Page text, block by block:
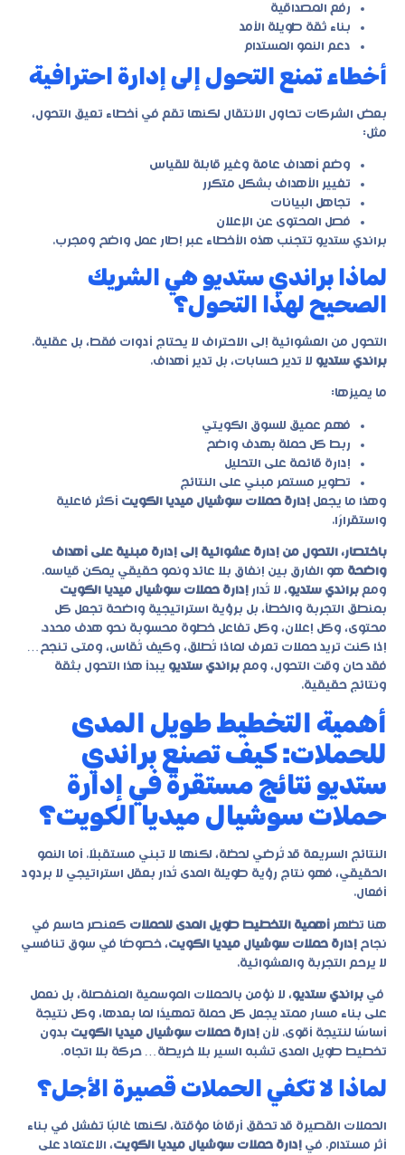
رفع المصداقية
بناء ثقة طويلة الأمد
دعم النمو المستدام
أخطاء تمنع التحول إلى إدارة احترافية
بعض الشركات تحاول الانتقال لكنها تقع في أخطاء تعيق التحول،
مثل:
وضع أهداف عامة وغير قابلة للقياس
تغيير الأهداف بشكل متكرر
تجاهل البيانات
فصل المحتوى عن الإعلان
براندي ستديو تتجنب هذه الأخطاء عبر إطار عمل واضح ومجرب.
لماذا براندي ستديو هي الشريك
الصحيح لهذا التحول؟
التحول من العشوائية إلى الاحتراف لا يحتاج أدوات فقط، بل عقلية.
براندي ستديو لا تدير حسابات، بل تدير أهداف.
ما يميزها:
فهم عميق للسوق الكويتي
ربط كل حملة بهدف واضح
إدارة قائمة على التحليل
تطوير مستمر مبني على النتائج
وهذا ما يجعل إدارة حملات سوشيال ميديا الكويت أكثر فاعلية
واستقرارًا.
باختصار، التحول من إدارة عشوائية إلى إدارة مبنية على أهداف
واضحة هو الفارق بين إنفاق بلا عائد ونمو حقيقي يمكن قياسه.
ومع براندي ستديو، لا تُدار إدارة حملات سوشيال ميديا الكويت
بمنطق التجربة والخطأ، بل برؤية استراتيجية واضحة تجعل كل
محتوى، وكل إعلان، وكل تفاعل خطوة محسوبة نحو هدف محدد.
إذا كنت تريد حملات تعرف لماذا تُطلق، وكيف تُقاس، ومتى تنجح…
فقد حان وقت التحول، ومع براندي ستديو يبدأ هذا التحول بثقة
ونتائج حقيقية.
أهمية التخطيط طويل المدى
للحملات: كيف تصنع براندي
ستديو نتائج مستقرة في إدارة
حملات سوشيال ميديا الكويت؟
النتائج السريعة قد تُرضي لحظة، لكنها لا تبني مستقبلًا. أما النمو
الحقيقي، فهو نتاج رؤية طويلة المدى تُدار بعقل استراتيجي لا بردود
أفعال.
هنا تظهر أهمية التخطيط طويل المدى للحملات كعنصر حاسم في
نجاح إدارة حملات سوشيال ميديا الكويت، خصوصًا في سوق تنافسي
لا يرحم التجربة والعشوائية.
في براندي ستديو، لا نؤمن بالحملات الموسمية المنفصلة، بل نعمل
على بناء مسار ممتد يجعل كل حملة تمهيدًا لما بعدها، وكل نتيجة
أساسًا لنتيجة أقوى. لأن إدارة حملات سوشيال ميديا الكويت بدون
تخطيط طويل المدى تشبه السير بلا خريطة… حركة بلا اتجاه.
لماذا لا تكفي الحملات قصيرة الأجل؟
الحملات القصيرة قد تحقق أرقامًا مؤقتة، لكنها غالبًا تفشل في بناء
أثر مستدام. في إدارة حملات سوشيال ميديا الكويت، الاعتماد على